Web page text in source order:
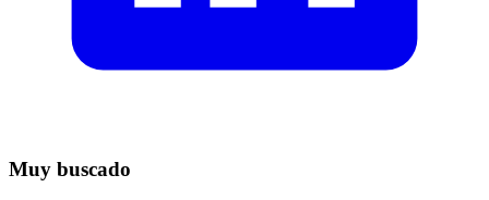
Muy buscado